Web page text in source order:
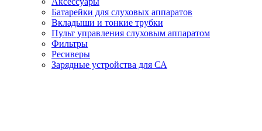
Батарейки для слуховых аппаратов
Вкладыши и тонкие трубки
Пульт управления слуховым аппаратом
Фильтры
Ресиверы
Зарядные устройства для СА